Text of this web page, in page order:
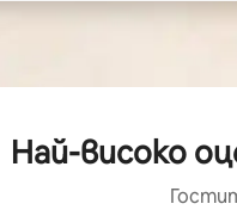
Най-високо